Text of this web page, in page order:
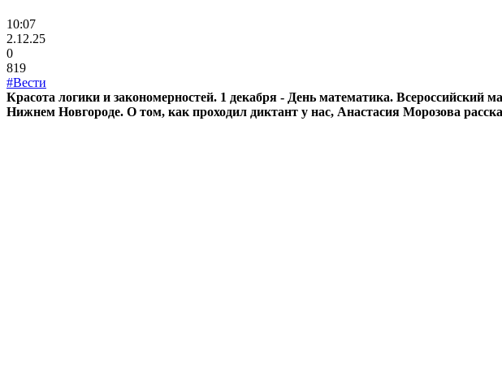
10:07
2.12.25
0
819
#Вести
Красота логики и закономерностей. 1 декабря - День математика.
Нижнем Новгороде. О том, как проходил диктант у нас, Анастасия Морозова